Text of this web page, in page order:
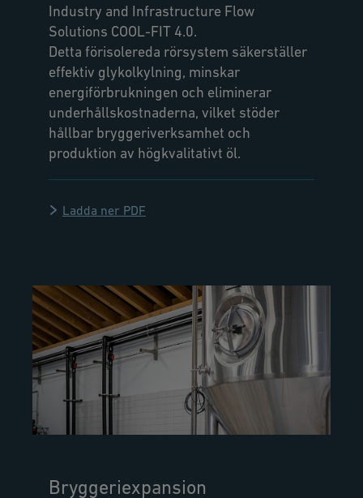
Industry and Infrastructure Flow
Solutions COOL-FIT 4.0.
Detta förisolereda rörsystem säkerställer
effektiv glykolkylning, minskar
energiförbrukningen och eliminerar
underhållskostnaderna, vilket stöder
hållbar bryggeriverksamhet och
produktion av högkvalitativt öl.
Ladda ner PDF
Bryggeriexpansion